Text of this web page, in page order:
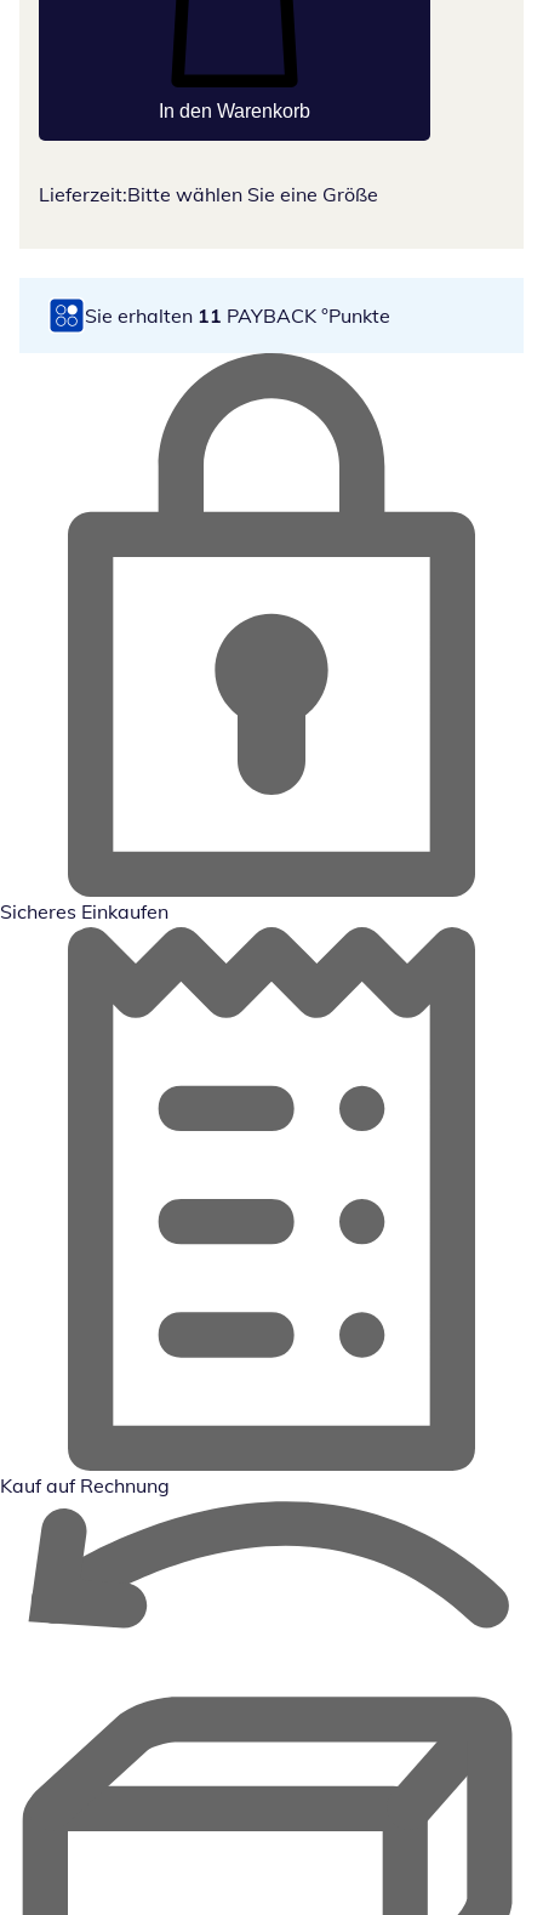
In den Warenkorb
Lieferzeit:Bitte wählen Sie eine Größe
Sie erhalten 11 PAYBACK °Punkte
Sicheres Einkaufen
Kauf auf Rechnung